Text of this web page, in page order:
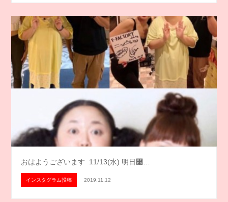
おはようございます️ 11/13(水) 明日࿠…
インスタグラム投稿 2019.11.12